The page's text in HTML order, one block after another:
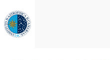
al
contenido
principal